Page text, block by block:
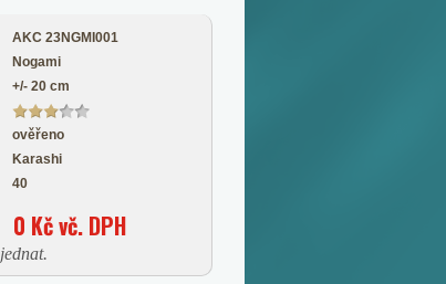
AKC 23NGMI001
Nogami
+/- 20 cm
ověřeno
Karashi
40
0 Kč vč. DPH